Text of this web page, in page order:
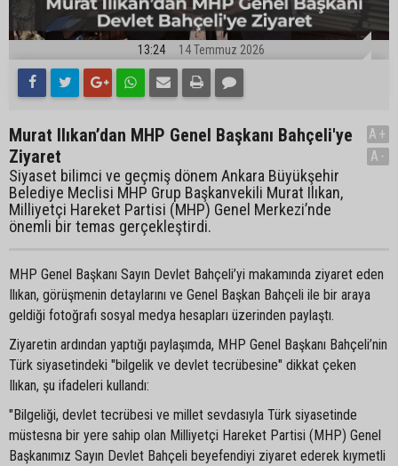
13:24 14 Temmuz 2026
Murat Ilıkan’dan MHP Genel Başkanı Bahçeli'ye
Ziyaret
Siyaset bilimci ve geçmiş dönem Ankara Büyükşehir
Belediye Meclisi MHP Grup Başkanvekili Murat Ilıkan,
Milliyetçi Hareket Partisi (MHP) Genel Merkezi’nde
önemli bir temas gerçekleştirdi.
A+
A-
MHP Genel Başkanı Sayın Devlet Bahçeli’yi makamında ziyaret eden
Ilıkan, görüşmenin detaylarını ve Genel Başkan Bahçeli ile bir araya
geldiği fotoğrafı sosyal medya hesapları üzerinden paylaştı.
Ziyaretin ardından yaptığı paylaşımda, MHP Genel Başkanı Bahçeli’nin
Türk siyasetindeki "bilgelik ve devlet tecrübesine" dikkat çeken
Ilıkan, şu ifadeleri kullandı:
"Bilgeliği, devlet tecrübesi ve millet sevdasıyla Türk siyasetinde
müstesna bir yere sahip olan Milliyetçi Hareket Partisi (MHP) Genel
Başkanımız Sayın Devlet Bahçeli beyefendiyi ziyaret ederek kıymetli